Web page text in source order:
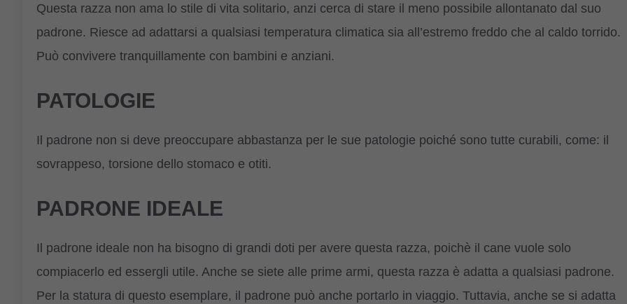
Questa razza non ama lo stile di vita solitario, anzi cerca di stare il meno possibile allontanato dal suo
padrone. Riesce ad adattarsi a qualsiasi temperatura climatica sia all’estremo freddo che al caldo torrido.
Può convivere tranquillamente con bambini e anziani.
PATOLOGIE
Il padrone non si deve preoccupare abbastanza per le sue patologie poiché sono tutte curabili, come: il
sovrappeso, torsione dello stomaco e otiti.
PADRONE IDEALE
Il padrone ideale non ha bisogno di grandi doti per avere questa razza, poichè il cane vuole solo
compiacerlo ed essergli utile. Anche se siete alle prime armi, questa razza è adatta a qualsiasi padrone.
Per la statura di questo esemplare, il padrone può anche portarlo in viaggio. Tuttavia, anche se si adatta